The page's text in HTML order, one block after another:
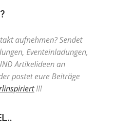
aufnehmen? Sendet
Eventeinladungen,
Artikelideen an
postet eure Beiträge
!!!